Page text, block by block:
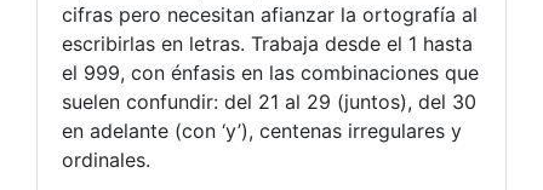
cifras pero necesitan afianzar la ortografía al
escribirlas en letras. Trabaja desde el 1 hasta
el 999, con énfasis en las combinaciones que
suelen confundir: del 21 al 29 (juntos), del 30
en adelante (con ‘y’), centenas irregulares y
ordinales.